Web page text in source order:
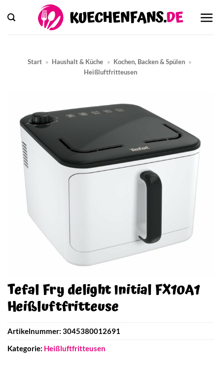
Inhalt
springen
Start » Haushalt & Küche » Kochen, Backen & Spülen »
Heißluftfritteusen
Tefal Fry delight Initial FX10A1
Heißluftfritteuse
Artikelnummer: 3045380012691
Kategorie: Heißluftfritteusen